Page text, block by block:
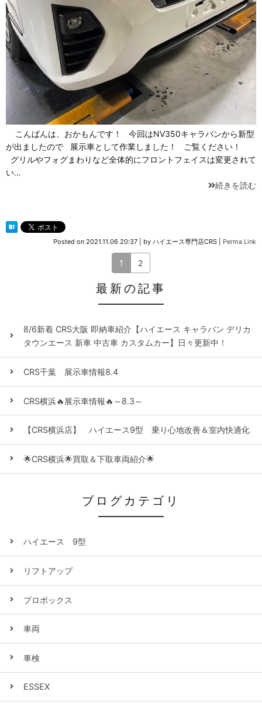
こんばんは、おかもんです！ 今回はNV350キャラバンから新型
が出ましたので 展示車として作業しました！ ご覧ください！
グリルやフォグまわりなど全体的にフロントフェイスは変更されて
い…
続きを読む
Posted on 2021.11.06 20:37 by ハイエース専門店CRS Perma Link
1 2
最新の記事
8/6新着 CRS大阪 即納車紹介【ハイエース キャラバン デリカ
タウンエース 新車 中古車 カスタムカー】日々更新中！
CRS千葉 展示車情報8.4
CRS横浜🔥展示車情報🔥～8.3～
【CRS横浜店】 ハイエース9型 乗り心地改善＆室内快適化
🌟CRS横浜🌟買取＆下取車両紹介🌟
ブログカテゴリ
ハイエース 9型
リフトアップ
プロボックス
車両
車検
ESSEX